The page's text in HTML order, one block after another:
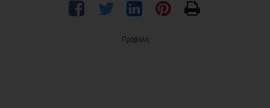
Προβολή